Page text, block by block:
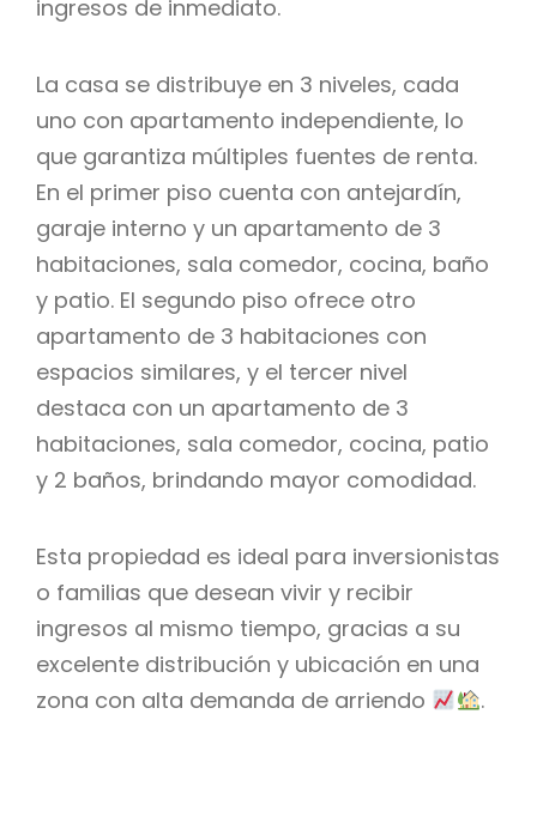
ingresos de inmediato.
La casa se distribuye en 3 niveles, cada
uno con apartamento independiente, lo
que garantiza múltiples fuentes de renta.
En el primer piso cuenta con antejardín,
garaje interno y un apartamento de 3
habitaciones, sala comedor, cocina, baño
y patio. El segundo piso ofrece otro
apartamento de 3 habitaciones con
espacios similares, y el tercer nivel
destaca con un apartamento de 3
habitaciones, sala comedor, cocina, patio
y 2 baños, brindando mayor comodidad.
Esta propiedad es ideal para inversionistas
o familias que desean vivir y recibir
ingresos al mismo tiempo, gracias a su
excelente distribución y ubicación en una
zona con alta demanda de arriendo
.